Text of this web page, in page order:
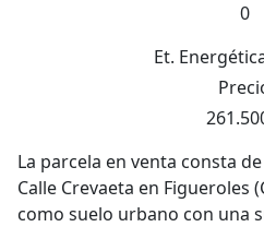
0
Et.
La parcela en venta consta
Calle Crevaeta en Figueroles
como suelo urbano con una